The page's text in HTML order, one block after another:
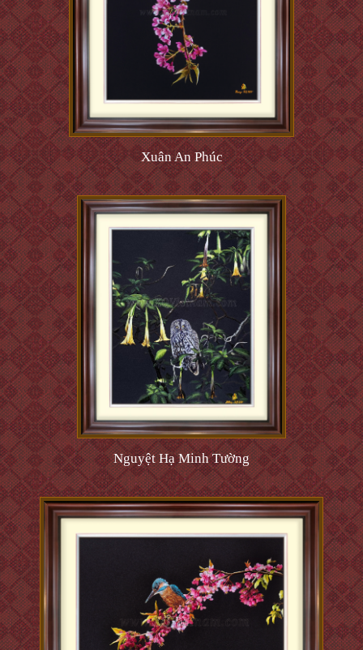
Xuân An Phúc
Nguyệt Hạ Minh Tường